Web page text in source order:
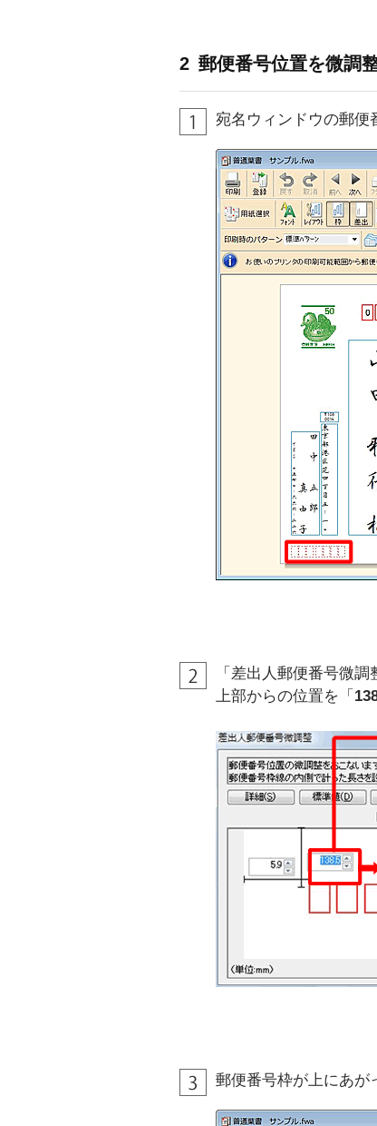
2 郵便番号位置を微調
宛名ウィンドウの郵便
「差出人郵便番号微調
上部からの位置を「
郵便番号枠が上にあが